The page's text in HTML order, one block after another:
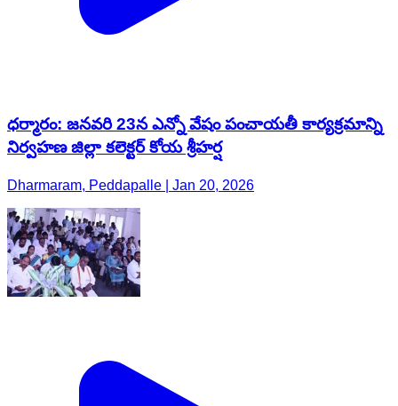
ధర్మారం: జనవరి 23న ఎన్నో వేషం పంచాయతీ కార్యక్రమాన్ని
నిర్వహణ జిల్లా కలెక్టర్ కోయ శ్రీహర్ష
Dharmaram, Peddapalle | Jan 20, 2026